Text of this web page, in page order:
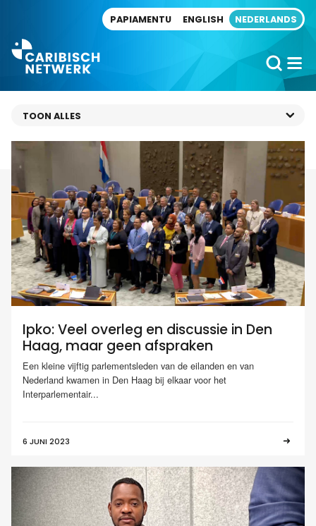
PAPIAMENTU ENGLISH NEDERLANDS
Ipko: Veel overleg en discussie in Den
Haag, maar geen afspraken
Een kleine vijftig parlementsleden van de eilanden en van
Nederland kwamen in Den Haag bij elkaar voor het
Interparlementair...
6 JUNI 2023